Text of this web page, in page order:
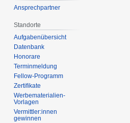
Ansprechpartner
Standorte
Aufgabenübersicht
Datenbank
Honorare
Terminmeldung
Fellow-Programm
Zertifikate
Werbematerialien-
Vorlagen
Vermittler:innen
gewinnen